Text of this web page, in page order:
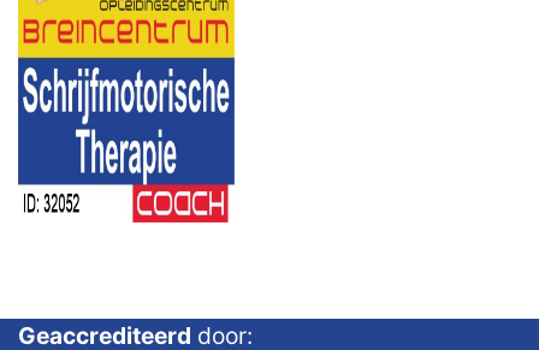
Geaccrediteerd door: